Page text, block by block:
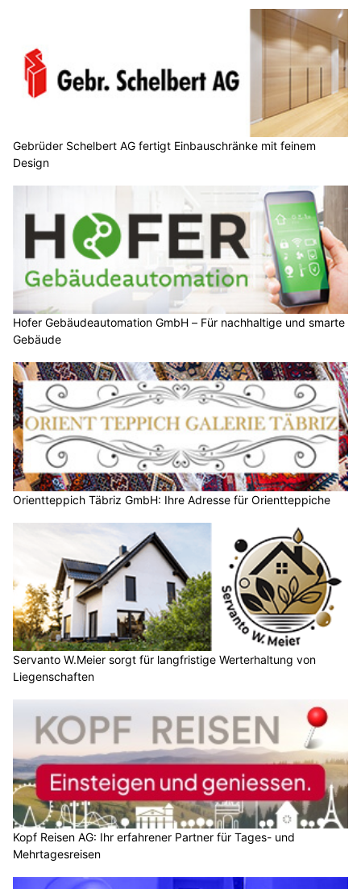
Gebrüder Schelbert AG fertigt Einbauschränke mit feinem
Design
Hofer Gebäudeautomation GmbH – Für nachhaltige und smarte
Gebäude
Orientteppich Täbriz GmbH: Ihre Adresse für Orientteppiche
Servanto W.Meier sorgt für langfristige Werterhaltung von
Liegenschaften
Kopf Reisen AG: Ihr erfahrener Partner für Tages- und
Mehrtagesreisen